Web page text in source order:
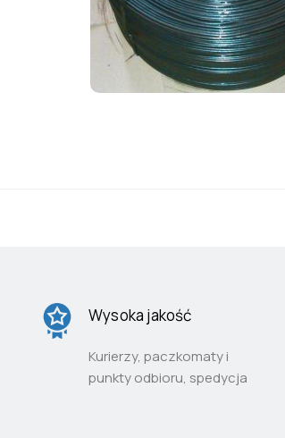
Wysoka jakość
Kurierzy, paczkomaty i
punkty odbioru, spedycja